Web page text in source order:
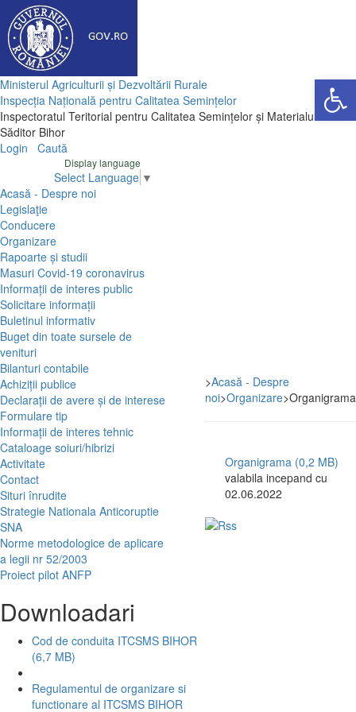
Deschide
Ministerul Agriculturii și Dezvoltării Rurale
Inspecția Națională pentru Calitatea Semințelor
Inspectoratul Teritorial pentru Calitatea Semințelor și Materialului
Săditor Bihor
Login
Caută
Display language
Select Language ▼
Acasă - Despre noi
Legislaţie
Conducere
Organizare
Rapoarte și studii
Masuri Covid-19 coronavirus
Informații de interes public
Solicitare informații
Buletinul informativ
Buget din toate sursele de
venituri
Bilanturi contabile
Achiziții publice
Declarații de avere și de interese
Formulare tip
Informații de interes tehnic
Cataloage soiuri/hibrizi
Activitate
Contact
Situri înrudite
Strategie Nationala Anticoruptie
SNA
Norme metodologice de aplicare
a legii nr 52/2003
Proiect pilot ANFP
Downloadari
Cod de conduita ITCSMS BIHOR
(6,7 MB)
Regulamentul de organizare si
functionare al ITCSMS BIHOR
>Acasă - Despre
noi>Organizare>Organigrama
Organigrama (0,2 MB)
valabila incepand cu
02.06.2022